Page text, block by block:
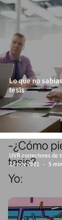
Lo que no
tesis
UVR correctores de
22 nov 2021
5